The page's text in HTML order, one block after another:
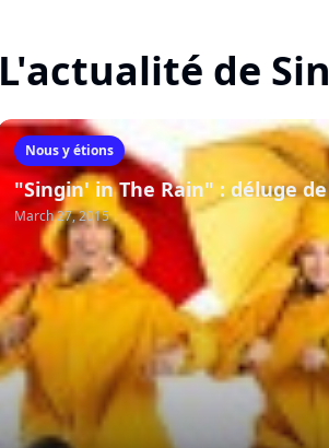
L'actualité de
Nous y étions
"Singin' in The Rain" : déluge
March 27, 2015